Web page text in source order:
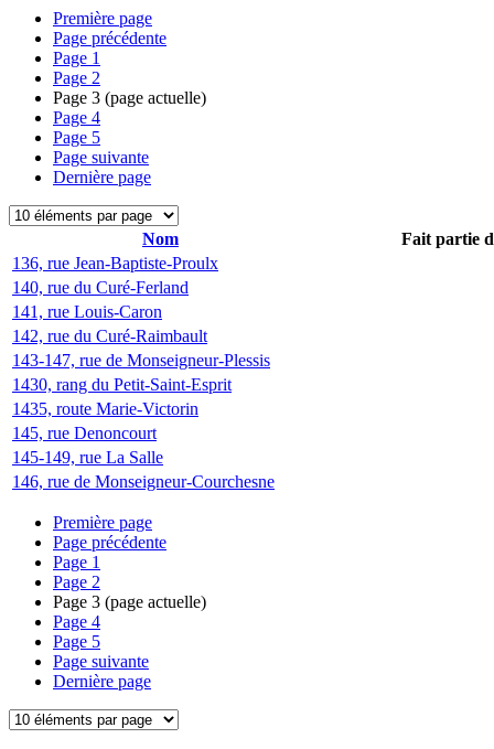
Première page
Page précédente
Page 1
Page 2
Page 3 (page actuelle)
Page 4
Page 5
Page suivante
Dernière page
Nom
Fait partie
136, rue Jean-Baptiste-Proulx
140, rue du Curé-Ferland
141, rue Louis-Caron
142, rue du Curé-Raimbault
143-147, rue de Monseigneur-Plessis
1430, rang du Petit-Saint-Esprit
1435, route Marie-Victorin
145, rue Denoncourt
145-149, rue La Salle
146, rue de Monseigneur-Courchesne
Première page
Page précédente
Page 1
Page 2
Page 3 (page actuelle)
Page 4
Page 5
Page suivante
Dernière page